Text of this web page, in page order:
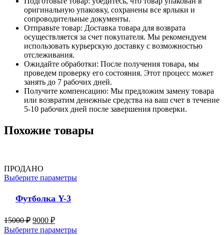
оригинальную упаковку, сохранены все ярлыки и
сопроводительные документы.
Отправьте товар: Доставка товара для возврата
осуществляется за счет покупателя. Мы рекомендуем
использовать курьерскую доставку с возможностью
отслеживания.
Ожидайте обработки: После получения товара, мы
проведем проверку его состояния. Этот процесс может
занять до 7 рабочих дней.
Получите компенсацию: Мы предложим замену товара
или возвратим денежные средства на ваш счет в течение
5-10 рабочих дней после завершения проверки.
Похожие товары
ПРОДАНО
Выберите параметры
Футболка Y-3
15000₽ 9000 ₽
Выберите параметры